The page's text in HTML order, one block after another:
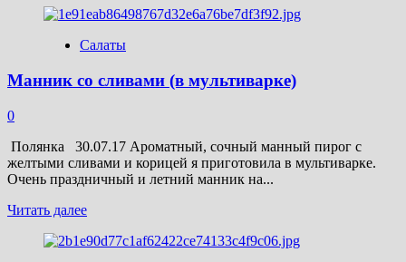
о
из
и
Салаты
Манник со сливами (в мультиварке)
0
Полянка 30.07.17 Ароматный, сочный манный пирог с
желтыми сливами и корицей я приготовила в мультиварке.
Очень праздничный и летний манник на...
Читать далееПрочитать
о